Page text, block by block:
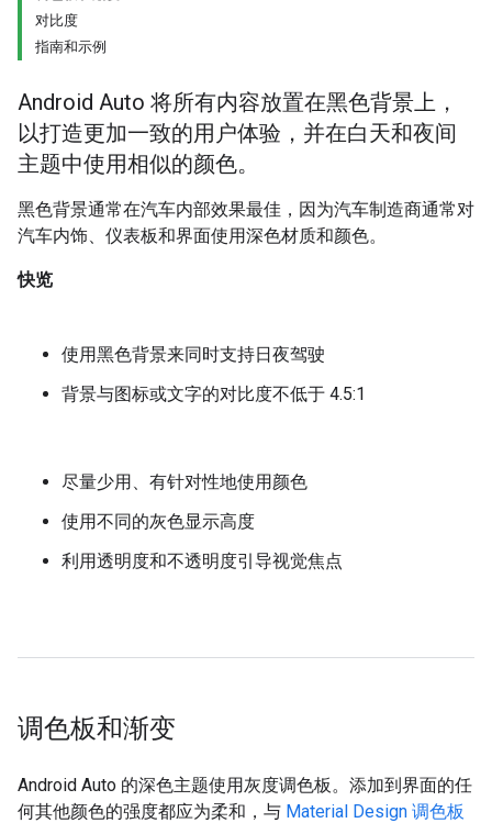
对比度
指南和示例
Android Auto 将所有内容放置在黑色背景上，
以打造更加一致的用户体验，并在白天和夜间
主题中使用相似的颜色。
黑色背景通常在汽车内部效果最佳，因为汽车制造商通常对
汽车内饰、仪表板和界面使用深色材质和颜色。
快览
使用黑色背景来同时支持日夜驾驶
背景与图标或文字的对比度不低于 4.5:1
尽量少用、有针对性地使用颜色
使用不同的灰色显示高度
利用透明度和不透明度引导视觉焦点
调色板和渐变
Android Auto 的深色主题使用灰度调色板。添加到界面的任
何其他颜色的强度都应为柔和，与 Material Design 调色板